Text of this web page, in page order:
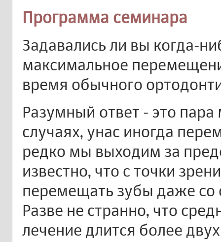
Программа семинара
Задавались ли вы когда-
максимальное
время обычного
Разумный ответ - это
случаях, унас иногда
редко мы выходим за
известно, что с точки
перемещать зубы даже со
Разве не странно, что
лечение длится более